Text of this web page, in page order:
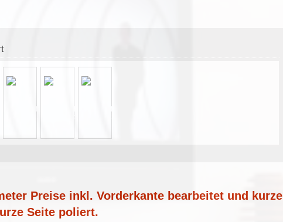
Preise inkl. Vorderkante bearbeitet und kurze
Seite poliert.